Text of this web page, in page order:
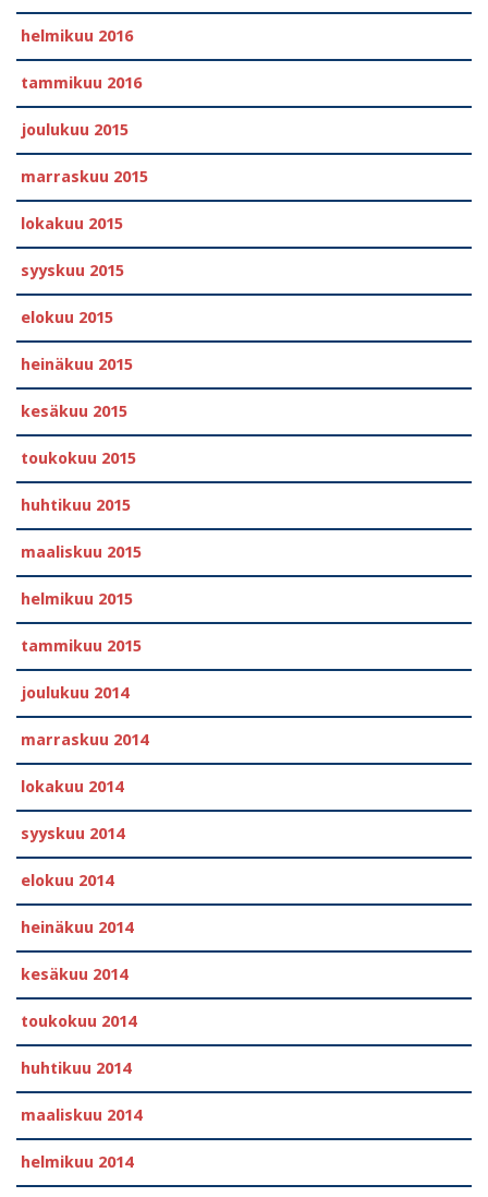
helmikuu 2016
tammikuu 2016
joulukuu 2015
marraskuu 2015
lokakuu 2015
syyskuu 2015
elokuu 2015
heinäkuu 2015
kesäkuu 2015
toukokuu 2015
huhtikuu 2015
maaliskuu 2015
helmikuu 2015
tammikuu 2015
joulukuu 2014
marraskuu 2014
lokakuu 2014
syyskuu 2014
elokuu 2014
heinäkuu 2014
kesäkuu 2014
toukokuu 2014
huhtikuu 2014
maaliskuu 2014
helmikuu 2014